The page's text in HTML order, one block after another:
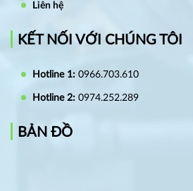
Liên hệ
KẾT NỐI VỚI CHÚNG TÔI
Hotline 1: 0966.703.610
Hotline 2: 0974.252.289
BẢN ĐỒ